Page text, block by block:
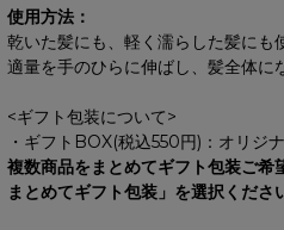
使用方法：
乾いた髪にも、軽く濡らした髪にも
適量を手のひらに伸ばし、髪全体に
<ギフト包装について>
・ギフトBOX(税込550円)：オリジ
複数商品をまとめてギフト包装ご希
まとめてギフト包装」を選択くださ